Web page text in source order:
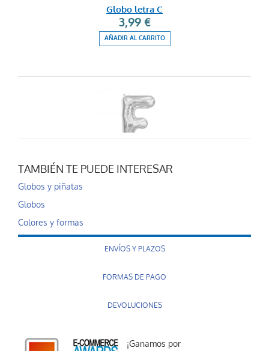
Globo letra C
3,99 €
AÑADIR AL CARRITO
Globo letra G
TAMBIÉN TE PUEDE INTERESAR
Globos y piñatas
Globos
Colores y formas
ENVÍOS Y PLAZOS
FORMAS DE PAGO
DEVOLUCIONES
¡Ganamos por